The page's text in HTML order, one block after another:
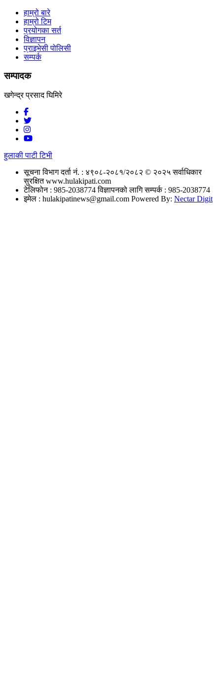
हाम्रो बारे
हाम्रो टिम
प्रयोगका सर्त
विज्ञापन
प्राइभेसी पोलिसी
सम्पर्क
सम्पादक
खगेन्द्र प्रसाद घिमिरे
हुलाकी पाटी टिभी
सूचना विभाग दर्ता नं. : ४९०८-२०८१/२०८२ © २०२५ सर्वाधिकार
सुरक्षित www.hulakipati.com
टेलिफोन : 985-2038774विज्ञापनको लागि सम्पर्क : 985-2038774
इमेल : hulakipatinews@gmail.com Powered By: Nectar Digit